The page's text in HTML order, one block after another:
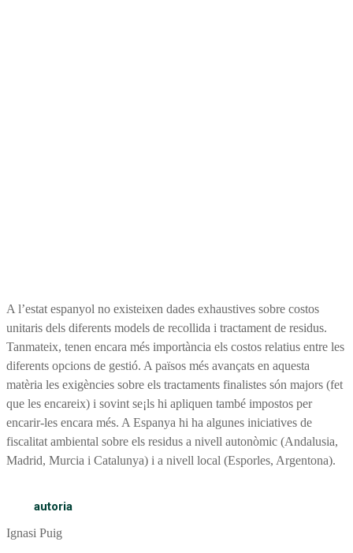
A l’estat espanyol no existeixen dades exhaustives sobre costos
unitaris dels diferents models de recollida i tractament de residus.
Tanmateix, tenen encara més importància els costos relatius entre les
diferents opcions de gestió. A països més avançats en aquesta
matèria les exigències sobre els tractaments finalistes són majors (fet
que les encareix) i sovint se¡ls hi apliquen també impostos per
encarir-les encara més. A Espanya hi ha algunes iniciatives de
fiscalitat ambiental sobre els residus a nivell autonòmic (Andalusia,
Madrid, Murcia i Catalunya) i a nivell local (Esporles, Argentona).
autoria
Ignasi Puig